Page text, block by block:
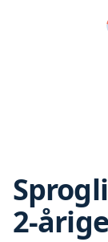
2-